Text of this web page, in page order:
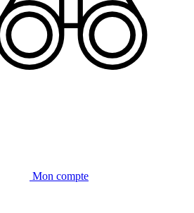
Mon compte